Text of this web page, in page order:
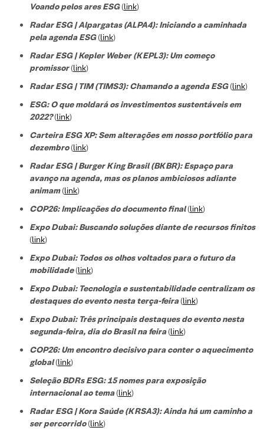
Voando pelos ares ESG(link)
Radar ESG | Alpargatas (ALPA4): Iniciando a caminhada
pela agenda ESG(link)
Radar ESG | Kepler Weber (KEPL3): Um começo
promissor(link)
Radar ESG | TIM (TIMS3): Chamando a agenda ESG(link)
ESG: O que moldará os investimentos sustentáveis em
2022?(link)
Carteira ESG XP: Sem alterações em nosso portfólio para
dezembro(link)
Radar ESG | Burger King Brasil (BKBR): Espaço para
avanço na agenda, mas os planos ambiciosos adiante
animam(link)
COP26: Implicações do documento final(link)
Expo Dubai: Buscando soluções diante de recursos finitos
(link)
Expo Dubai: Todos os olhos voltados para o futuro da
mobilidade(link)
Expo Dubai: Tecnologia e sustentabilidade centralizam os
destaques do evento nesta terça-feira(link)
Expo Dubai: Três principais destaques do evento nesta
segunda-feira, dia do Brasil na feira(link)
COP26: Um encontro decisivo para conter o aquecimento
global(link)
Seleção BDRs ESG​: 15 nomes para exposição
internacional ao tema(link)
Radar ESG | Kora Saúde (KRSA3): Ainda há um caminho a
ser percorrido(link)